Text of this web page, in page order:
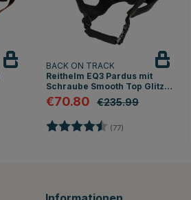
BACK ON TRACK
Reithelm EQ3 Pardus mit
Schraube Smooth Top Glitzer
Schwarz Sand
€70.80 €235.99
Bewertung: (77)